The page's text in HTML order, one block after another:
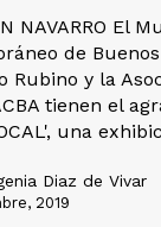
NAVARRO El
de
Rubino y la
tienen el
una
Diaz de Vivar
2019